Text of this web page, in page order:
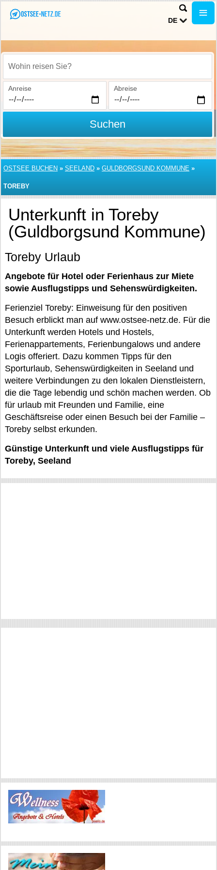
DE
Wohin reisen Sie?
Anreise Abreise
Suchen
OSTSEE BUCHEN » SEELAND » GULDBORGSUND KOMMUNE »
TOREBY
Unterkunft in Toreby
(Guldborgsund Kommune)
Toreby Urlaub
Angebote für Hotel oder Ferienhaus zur Miete
sowie Ausflugstipps und Sehenswürdigkeiten.
Ferienziel Toreby: Einweisung für den positiven
Besuch erblickt man auf www.ostsee-netz.de. Für die
Unterkunft werden Hotels und Hostels,
Ferienappartements, Ferienbungalows und andere
Logis offeriert. Dazu kommen Tipps für den
Sporturlaub, Sehenswürdigkeiten in Seeland und
weitere Verbindungen zu den lokalen Dienstleistern,
die die Tage lebendig und schön machen werden. Ob
für urlaub mit Freunden und Familie, eine
Geschäftsreise oder einen Besuch bei der Familie –
Toreby selbst erkunden.
Günstige Unterkunft und viele Ausflugstipps für
Toreby, Seeland